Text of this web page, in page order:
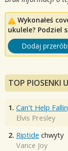
Wykonałeś
ukulele? Podziel
Dodaj
TOP PIOSENKI
1. Can't Help
Elvis Presley
2. Riptide chwyty
Vance Joy